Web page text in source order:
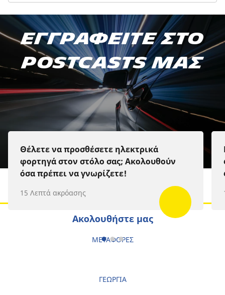
ΕΓΓΡΑΦΕΙΤΕ ΣΤΟ
POSTCASTS ΜΑΣ
Θέλετε να προσθέσετε ηλεκτρικά
φορτηγά στον στόλο σας; Ακολουθούν
όσα πρέπει να γνωρίζετε!
15 Λεπτά ακρόασης
ΕΓΓΡΑΦΕΙΤΕ ΣΤΟ POSTCASTS
ΜΑΣ
Apple Podcast
Spotify
Deezer
Ακολουθήστε μας
ΜΕΤΑΦΟΡΕΣ
ΓΕΩΡΓΙΑ